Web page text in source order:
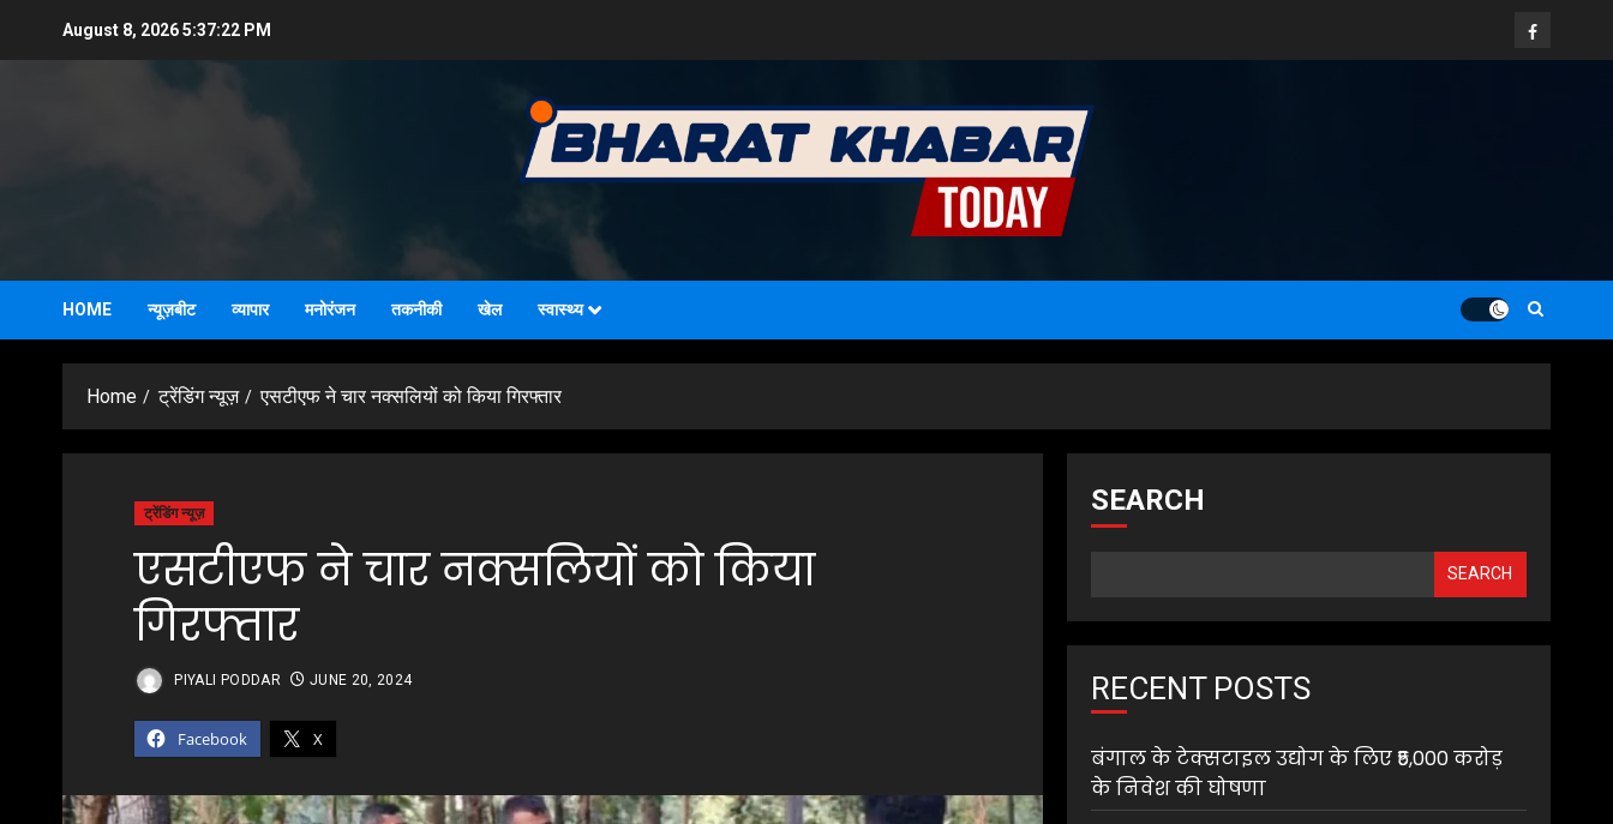
August 8, 20265:37:23 PM Facebook
HOME न्यूज़बीट व्यापार मनोरंजन तकनीकी खेल स्वास्थ्य
Home ट्रेंडिंग न्यूज़ एसटीएफ ने चार नक्सलियों को किया गिरफ्तार
ट्रेंडिंग न्यूज़
एसटीएफ ने चार नक्सलियों को किया
गिरफ्तार
Facebook X
PIYALI PODDAR JUNE 20, 2024
SEARCH
SEARCH
RECENT POSTS
बंगाल के टेक्सटाइल उद्योग के लिए ₹5,000 करोड़
के निवेश की घोषणा